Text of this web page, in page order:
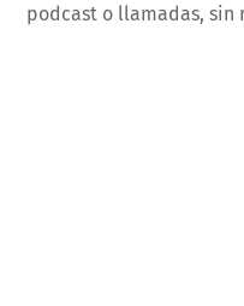
podcast o llamadas, sin